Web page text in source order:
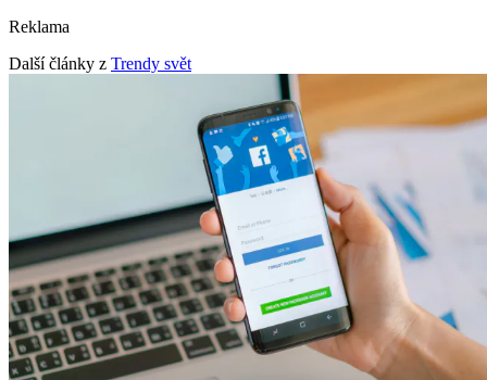
Reklama
Další články z Trendy svět